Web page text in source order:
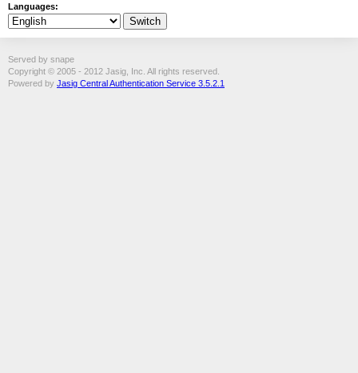
Languages:
Served by snape
Copyright © 2005 - 2012 Jasig, Inc. All rights reserved.
Powered by Jasig Central Authentication Service 3.5.2.1